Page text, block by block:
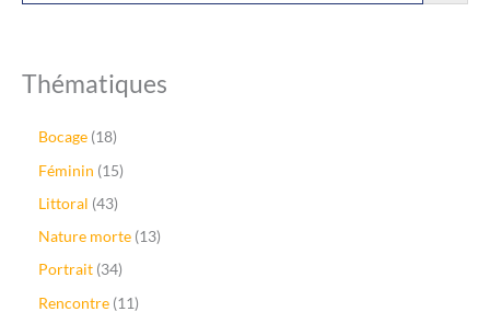
Thématiques
Bocage 181
p
r
d
u
t
Féminin 151
r
d
u
Littoral 434
p
r
d
Nature morte 131
Portrait 343
p
Rencontre 111